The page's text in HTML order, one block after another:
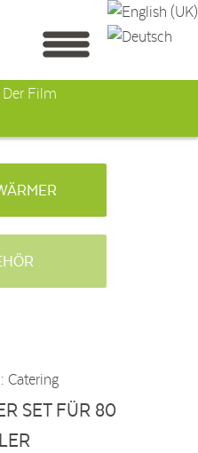
Der Film
Catering
SET FÜR 80